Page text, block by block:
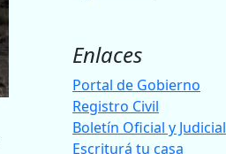
Enlaces
Portal de Gobierno
Registro Civil
Boletín Oficial y Judicial
Escriturá tu casa